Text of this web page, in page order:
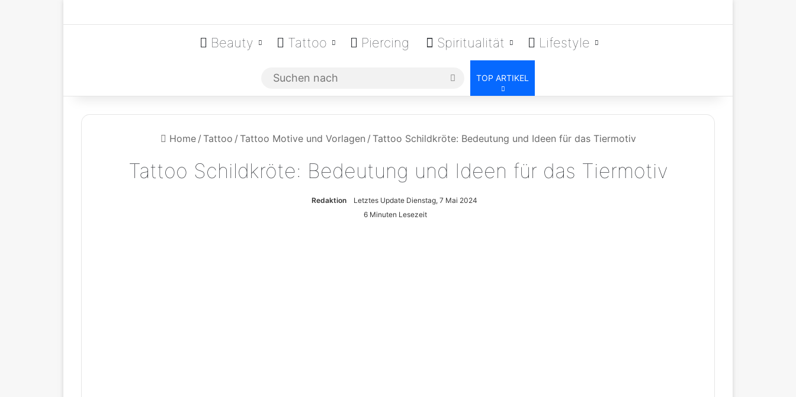
Beauty Tattoo Piercing Spiritualität Lifestyle
Suchen
nach
TOP ARTIKEL
Home / Tattoo / Tattoo Motive und Vorlagen / Tattoo Schildkröte: Bedeutung und Ideen für das Tiermotiv
Tattoo Schildkröte: Bedeutung und Ideen für das Tiermotiv
Redaktion
Letztes Update Dienstag, 7 Mai 2024
6 Minuten Lesezeit